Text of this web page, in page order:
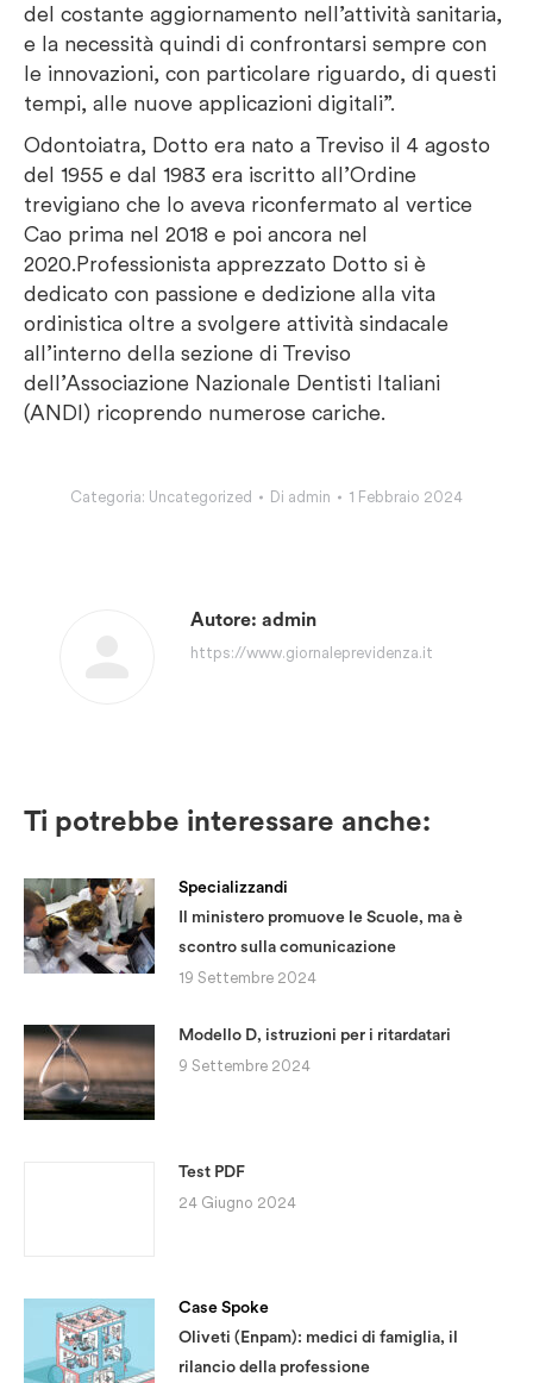
del costante aggiornamento nell’attività sanitaria,
e la necessità quindi di confrontarsi sempre con
le innovazioni, con particolare riguardo, di questi
tempi, alle nuove applicazioni digitali”.
Odontoiatra, Dotto era nato a Treviso il 4 agosto
del 1955 e dal 1983 era iscritto all’Ordine
trevigiano che lo aveva riconfermato al vertice
Cao prima nel 2018 e poi ancora nel
2020.Professionista apprezzato Dotto si è
dedicato con passione e dedizione alla vita
ordinistica oltre a svolgere attività sindacale
all’interno della sezione di Treviso
dell’Associazione Nazionale Dentisti Italiani
(ANDI) ricoprendo numerose cariche.
Categoria: Uncategorized Di admin 1 Febbraio 2024
Autore: admin
https://www.giornaleprevidenza.it
Ti potrebbe interessare anche:
Specializzandi
Il ministero promuove le Scuole, ma è
scontro sulla comunicazione
19 Settembre 2024
Modello D, istruzioni per i ritardatari
9 Settembre 2024
Test PDF
24 Giugno 2024
Case Spoke
Oliveti (Enpam): medici di famiglia, il
rilancio della professione